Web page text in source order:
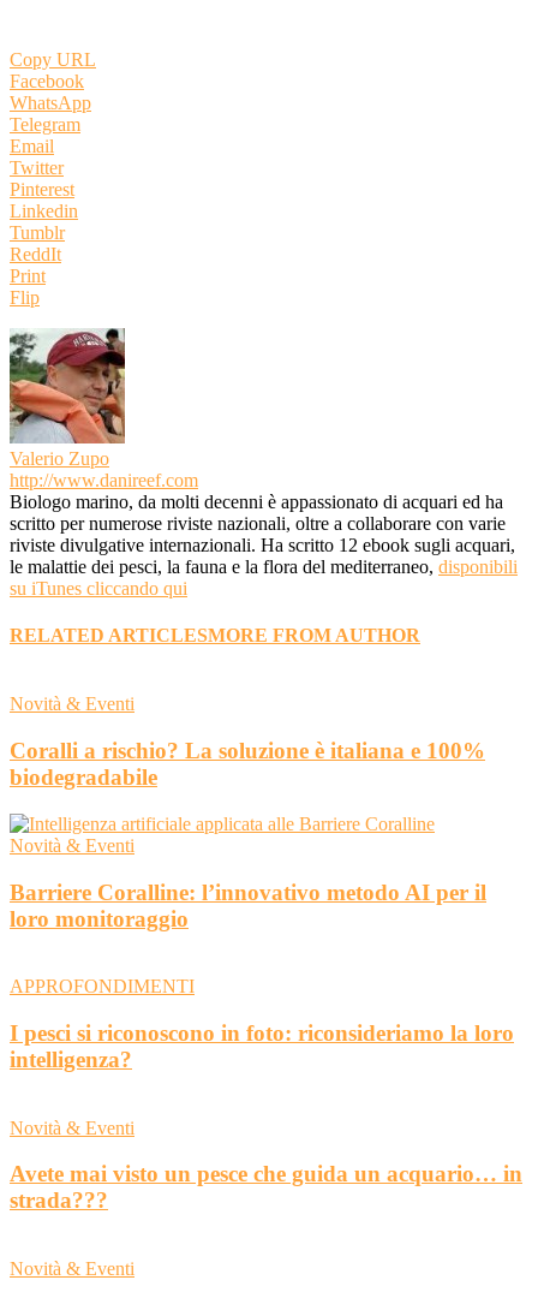
Copy URL
Facebook
WhatsApp
Telegram
Email
Twitter
Pinterest
Linkedin
Tumblr
ReddIt
Print
Flip
Valerio Zupo
http://www.danireef.com
Biologo marino, da molti decenni è appassionato di acquari ed ha
scritto per numerose riviste nazionali, oltre a collaborare con varie
riviste divulgative internazionali. Ha scritto 12 ebook sugli acquari,
le malattie dei pesci, la fauna e la flora del mediterraneo, disponibili
su iTunes cliccando qui
RELATED ARTICLESMORE FROM AUTHOR
Novità & Eventi
Coralli a rischio? La soluzione è italiana e 100%
biodegradabile
Novità & Eventi
Barriere Coralline: l’innovativo metodo AI per il
loro monitoraggio
APPROFONDIMENTI
I pesci si riconoscono in foto: riconsideriamo la loro
intelligenza?
Novità & Eventi
Avete mai visto un pesce che guida un acquario… in
strada???
Novità & Eventi